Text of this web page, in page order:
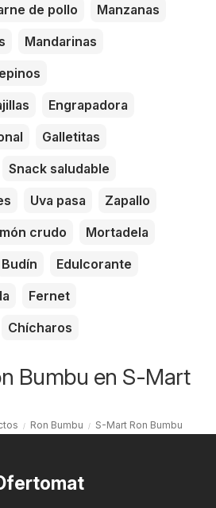
de pollo
Manzanas
Mandarinas
Engrapadora
Galletitas
Snack saludable
Uva pasa
Zapallo
crudo
Mortadela
Budín
Edulcorante
Fernet
Chícharos
Bumbu en S-Mart
Ron Bumbu S-Mart Ron Bumbu